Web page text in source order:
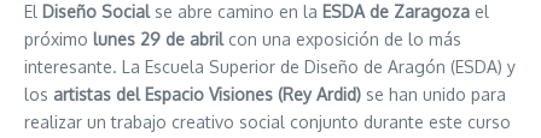
El Diseño Socialse abre camino en la ESDA de Zaragoza el
próximo lunes 29 de abrilcon una exposición de lo más
interesante. La Escuela Superior de Diseño de Aragón (ESDA) y
los artistas del Espacio Visiones (Rey Ardid) se han unido para
realizar un trabajo creativo social conjunto durante este curso